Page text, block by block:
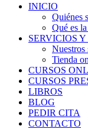
INICIO
Quiénes
Qué es
SERVICIOS
Nuestros
Tienda
CURSOS
CURSOS
LIBROS
BLOG
PEDIR CITA
CONTACTO